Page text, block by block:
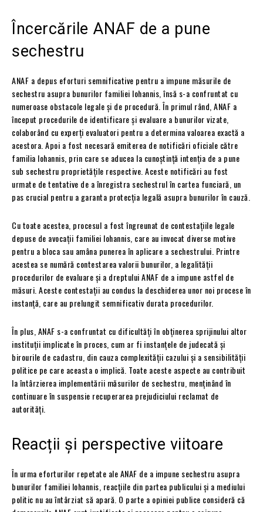
Încercările ANAF de a pune
sechestru
ANAF a depus eforturi semnificative pentru a impune măsurile de
sechestru asupra bunurilor familiei Iohannis, însă s-a confruntat cu
numeroase obstacole legale și de procedură. În primul rând, ANAF a
început procedurile de identificare și evaluare a bunurilor vizate,
colaborând cu experți evaluatori pentru a determina valoarea exactă a
acestora. Apoi a fost necesară emiterea de notificări oficiale către
familia Iohannis, prin care se aducea la cunoștință intenția de a pune
sub sechestru proprietățile respective. Aceste notificări au fost
urmate de tentative de a înregistra sechestrul în cartea funciară, un
pas crucial pentru a garanta protecția legală asupra bunurilor în cauză.
Cu toate acestea, procesul a fost îngreunat de contestațiile legale
depuse de avocații familiei Iohannis, care au invocat diverse motive
pentru a bloca sau amâna punerea în aplicare a sechestrului. Printre
acestea se numără contestarea valorii bunurilor, a legalității
procedurilor de evaluare și a dreptului ANAF de a impune astfel de
măsuri. Aceste contestații au condus la deschiderea unor noi procese în
instanță, care au prelungit semnificativ durata procedurilor.
În plus, ANAF s-a confruntat cu dificultăți în obținerea sprijinului altor
instituții implicate în proces, cum ar fi instanțele de judecată și
birourile de cadastru, din cauza complexității cazului și a sensibilității
politice pe care aceasta o implică. Toate aceste aspecte au contribuit
la întârzierea implementării măsurilor de sechestru, menținând în
continuare în suspensie recuperarea prejudiciului reclamat de
autorități.
Reacții și perspective viitoare
În urma eforturilor repetate ale ANAF de a impune sechestru asupra
bunurilor familiei Iohannis, reacțiile din partea publicului și a mediului
politic nu au întârziat să apară. O parte a opiniei publice consideră că